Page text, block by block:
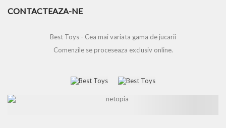
CONTACTEAZA-NE
Best Toys - Cea mai variata gama de jucarii
Comenzile se proceseaza exclusiv online.